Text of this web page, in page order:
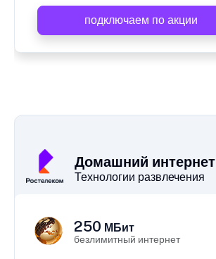
подключаем по акции
Домашний интернет
Технологии развлечения
250 МБит
безлимитный интернет